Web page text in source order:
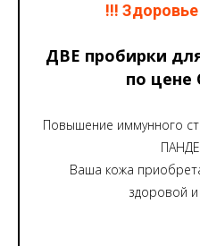
!!!
ДВЕ пробирки
по
Повышение иммунного
Ваша кожа
здоровой